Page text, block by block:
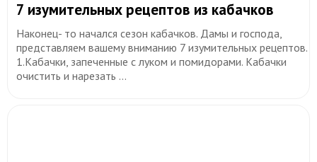
7 изумительных рецептов из кабачков
Наконец- то начался сезон кабачков. Дамы и господа,
представляем вашему вниманию 7 изумительных рецептов.
1.Кабачки, запеченные с луком и помидорами. Кабачки
очистить и нарезать ...